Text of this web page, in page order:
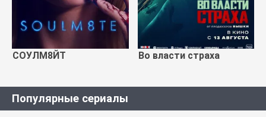
СОУЛМ8ЙТ Во власти страха
Популярные сериалы